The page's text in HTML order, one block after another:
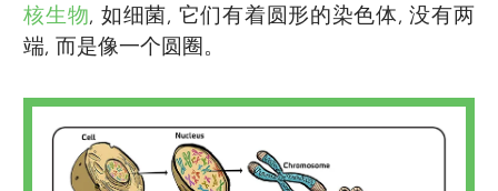
核生物, 如细菌, 它们有着圆形的染色体, 没有两
端, 而是像一个圆圈。